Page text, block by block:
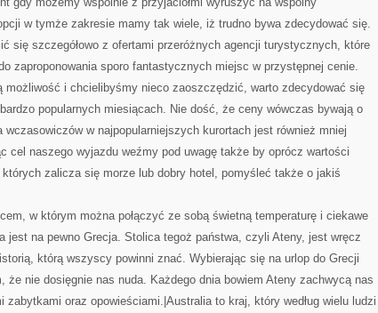
w tymże zakresie mamy tak wiele, iż trudno bywa zdecydować się.
się szczegółowo z ofertami przeróżnych agencji turystycznych, które
zaproponowania sporo fantastycznych miejsc w przystępnej cenie.
możliwość i chcielibyśmy nieco zaoszczędzić, warto zdecydować się
popularnych miesiącach. Nie dość, że ceny wówczas bywają o
w najpopularniejszych kurortach jest również mniej
cel naszego wyjazdu weźmy pod uwagę także by oprócz wartości
zalicza się morze lub dobry hotel, pomyśleć także o jakiś
w którym można połączyć ze sobą świetną temperaturę i ciekawe
jest na pewno Grecja. Stolica tegoż państwa, czyli Ateny, jest wręcz
którą wszyscy powinni znać. Wybierając się na urlop do Grecji
że nie dosięgnie nas nuda. Każdego dnia bowiem Ateny zachwycą nas
zabytkami oraz opowieściami.|Australia to kraj, który według wielu ludzi